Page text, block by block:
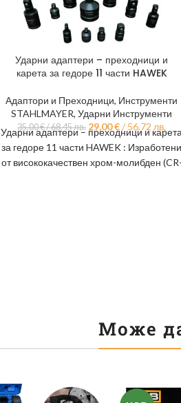
Ударни адаптери – преходници и
карета за гедоре 11 части HAWEK
Адаптори и Преходници, Инструменти
STAHLMAYER,Ударни Инструменти
35,00€/ 68.45 лв. 29,00€/ 56.72 лв.
Ударни адаптери – преходници и карета
за гедоре 11 части HAWEK : Изработени
от висококачествен хром-молибден (CR-
Може